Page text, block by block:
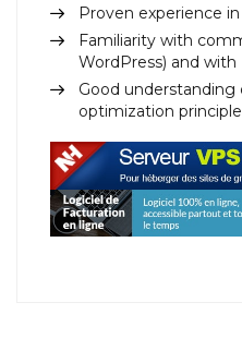
Proven experience
Familiarity with
WordPress) and with
Good understanding
optimization